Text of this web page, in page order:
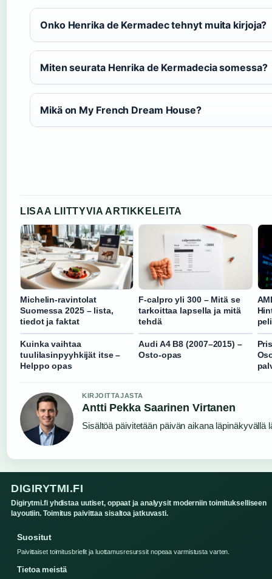
Onko Henrika de Kermadec tehnyt muita kirjoja?
Miten seurata Henrika de Kermadecia somessa?
Mikä on My French Dream House?
LISAA LIITTYVIA ARTIKKELEITA
Michelin-ravintolat
Suomessa 2025 – lista,
tiedot ja faktat
F-calpro yli 300 – Mitä se
tarkoittaa lapsella ja mitä
tehdä
Kuinka vaihtaa
tuulilasinpyyhkijät itse –
Helppo opas
Audi A4 B8 (2007–2015) –
Osto-opas
KIRJOITTAJASTA
Antti Pekka Saarinen Virtanen
Sisältöä päivitetään päivän aikana läpinäkyvällä
DIGIRYTMI.FI
Digirytmi.fi yhdistaa uutiset, oppaat ja analyysit moderniin toimitukselliseen
layoutiin. Toimitus paivittaa sisaltoa jatkuvasti.
Suositut
Paivittaiset toimitusbriefit ja luottamusresurssit nopeaa varmistusta varten.
Tietoa meistä